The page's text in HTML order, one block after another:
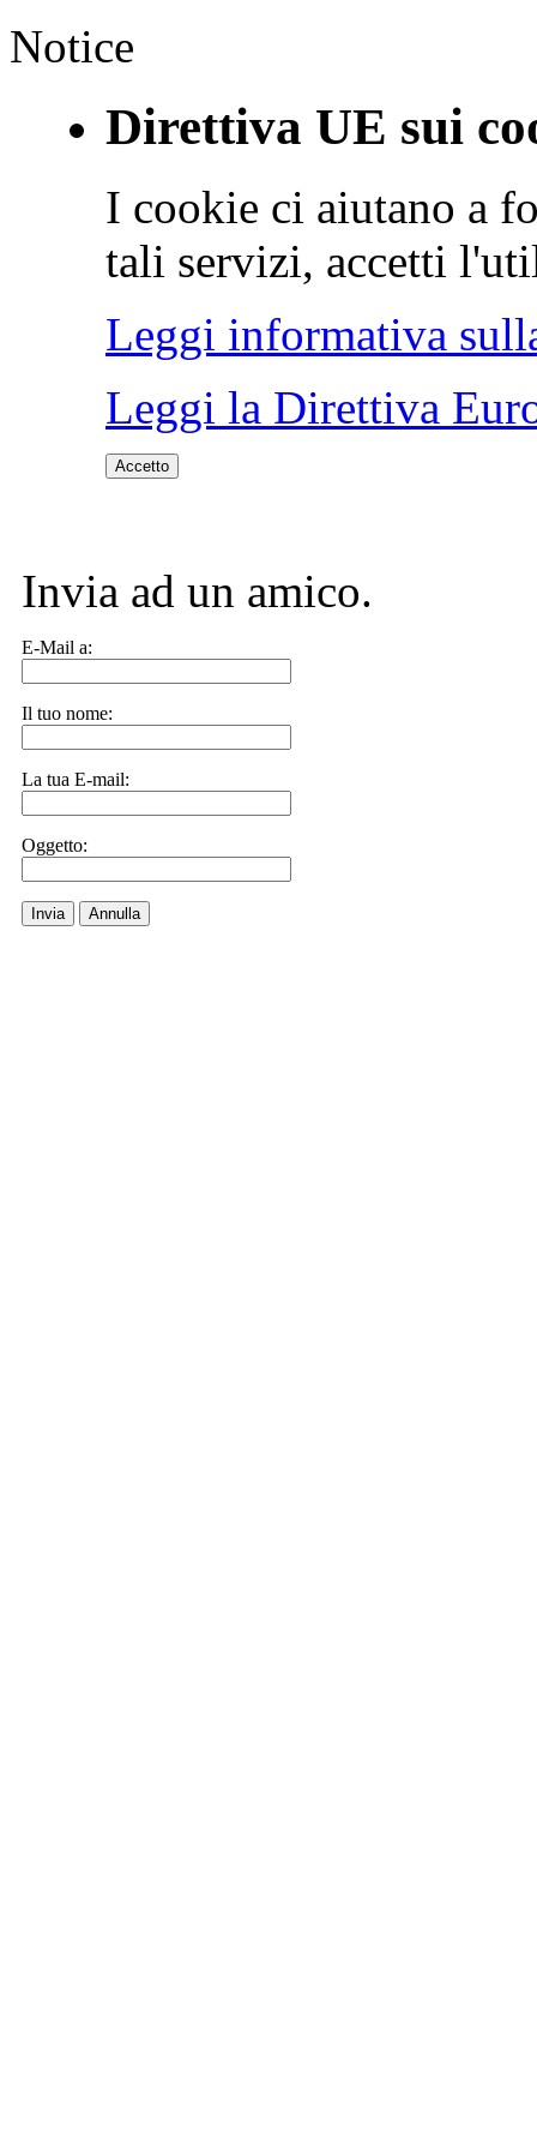
Notice
Direttiva UE sui
I cookie ci aiutano a
tali servizi, accetti
Leggi informativa
Leggi la Direttiva
Accetto
Invia ad un amico.
E-Mail a:
Il tuo nome:
La tua E-mail:
Oggetto:
Invia Annulla